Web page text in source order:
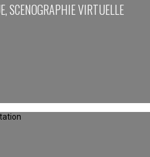
SCENOGRAPHIE VIRTUELLE